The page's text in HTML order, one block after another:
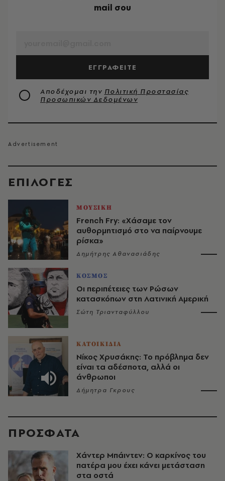
EΠΙΛΟΓΈΣ
ΜΟΥΣΙΚΗ
French Fry: «Χάσαμε τον
αυθορμητισμό στο να παίρνουμε
ρίσκα»
Δημήτρης Αθανασιάδης
ΚΟΣΜΟΣ
Οι περιπέτειες των Ρώσων
κατασκόπων στη Λατινική Αμερική
Σώτη Τριανταφύλλου
ΚΑΤΟΙΚΙΔΙΑ
Νίκος Χρυσάκης: Το πρόβλημα δεν
είναι τα αδέσποτα, αλλά οι
άνθρωποι
Δήμητρα Γκρους
mail σου
ΕΓΓΡΑΦΕΙΤΕ
Αποδέχομαι την Πολιτική Προστασίας
Προσωπικών Δεδομένων
ΠΡΟΣΦΑΤΑ
Χάντερ Μπάιντεν: Ο καρκίνος του
πατέρα μου έχει κάνει μετάσταση
στα οστά